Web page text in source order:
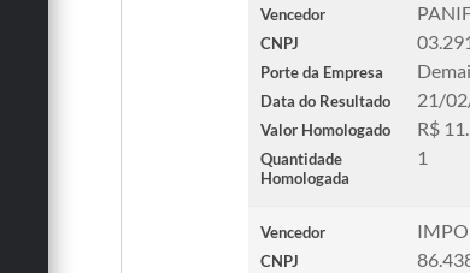
Vencedor
CNPJ
Porte da Empresa
Data do Resultado 21/
Valor Homologado R$
Quantidade
Homologada
1
Vencedor
CNPJ